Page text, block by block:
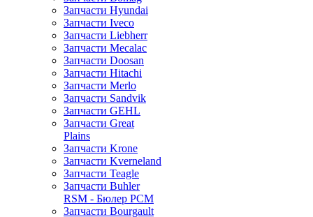
Запчасти Hyundai
Запчасти Iveco
Запчасти Liebherr
Запчасти Mecalac
Запчасти Doosan
Запчасти Hitachi
Запчасти Merlo
Запчасти Sandvik
Запчасти GEHL
Запчасти Great
Plains
Запчасти Krone
Запчасти Kverneland
Запчасти Teagle
Запчасти Buhler
RSM - Бюлер РСМ
Запчасти Bourgault